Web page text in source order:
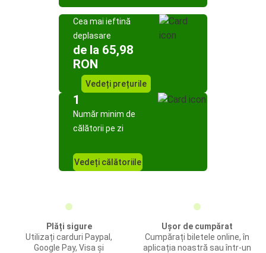
Cea mai ieftină
deplasare
de la 65,98
RON
Vedeți prețurile
1
Număr minim de
călătorii pe zi
Vedeți călătoriile
Plăți sigure
Utilizați carduri Paypal,
Google Pay, Visa și
Ușor de cumpărat
Cumpărați biletele online, în
aplicația noastră sau într-un